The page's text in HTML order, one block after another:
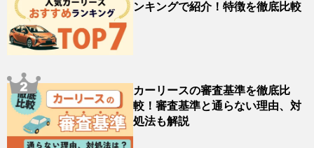
ンキングで紹介！特徴を徹底比較
カーリースの審査基準を徹底比
較！審査基準と通らない理由、対
処法も解説